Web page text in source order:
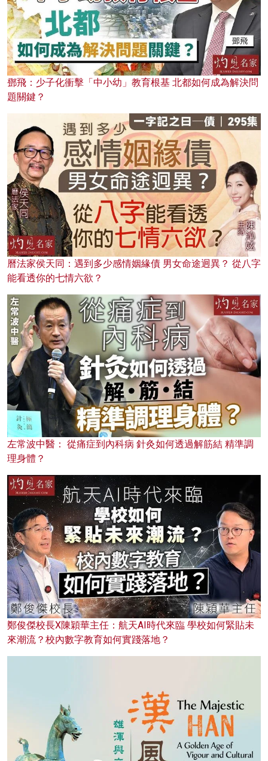
鄧飛：少子化衝擊「中小幼」教育根基 北都如何成為解決問
題關鍵？
曆法家侯天同：遇到多少感情姻緣債 男女命途迥異？ 從八字
能看透你的七情六欲？
左常波中醫： 從痛症到內科病 針灸如何透過解筋結 精準調
理身體？
鄭俊傑校長X陳穎華主任：航天AI時代來臨 學校如何緊貼未
來潮流？校內數字教育如何實踐落地？